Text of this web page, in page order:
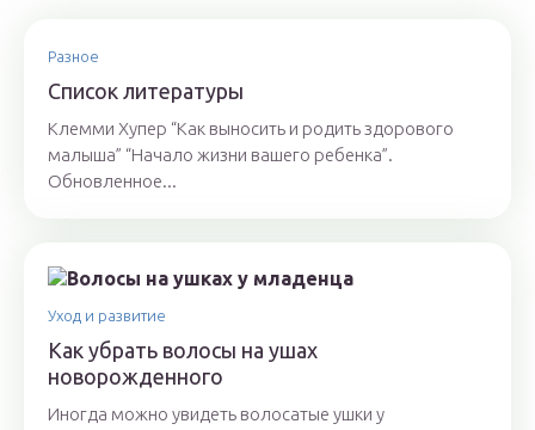
Разное
Список литературы
Клемми Хупер “Как выносить и родить здорового
малыша” “Начало жизни вашего ребенка”.
Обновленное...
Уход и развитие
Как убрать волосы на ушах
новорожденного
Иногда можно увидеть волосатые ушки у